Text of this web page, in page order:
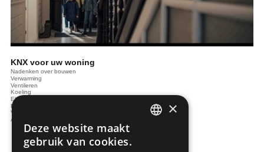
KNX voor uw woning
Nadenken over bouwen
Verwarming
Ventileren
Koeling
Elektrotechnieken
Renoveren
Verlichting
Audio en video
×
Deze website maakt
gebruik van cookies.